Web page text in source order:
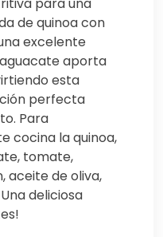
de quinoa con
excelente
aporta
esta
perfecta
Para
cocina la quinoa,
tomate,
aceite de oliva,
deliciosa